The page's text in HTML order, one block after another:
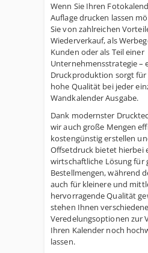
Wenn Sie Ihren
Auflage drucken lassen
Sie von zahlreichen
Wiederverkauf, als
Kunden oder als Teil einer
Unternehmensstrategie –
Druckproduktion sorgt für
hohe Qualität bei jeder
Wandkalender Ausgabe.
Dank modernster
wir auch große Mengen
kostengünstig erstellen
Offsetdruck bietet hierbei
wirtschaftliche Lösung für
Bestellmengen, während
auch für kleinere und
hervorragende Qualität
stehen Ihnen verschiedene
Veredelungsoptionen zur
Ihren Kalender noch
lassen.